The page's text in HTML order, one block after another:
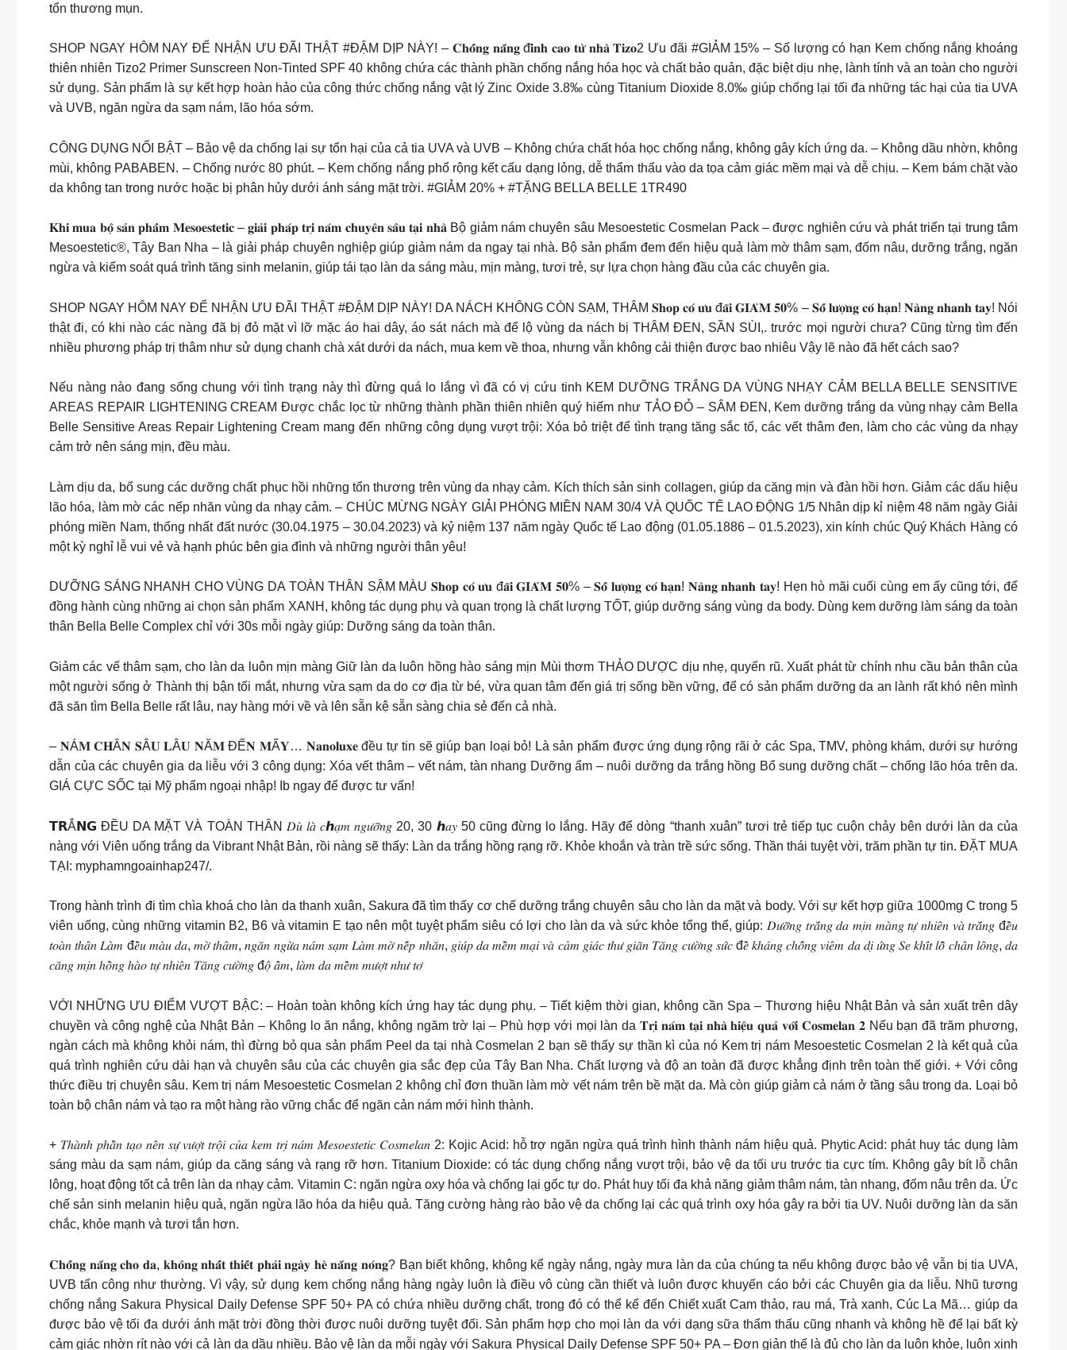
tổn thương mụn.
SHOP NGAY HÔM NAY ĐỂ NHẬN ƯU ĐÃI THẬT #ĐẬM DỊP NÀY! – 𝐂𝐡𝐨̂́𝐧𝐠 𝐧𝐚̆́𝐧𝐠 đ𝐢̉𝐧𝐡 𝐜𝐚𝐨 𝐭𝐮̛̀ 𝐧𝐡𝐚̀ 𝐓𝐢𝐳𝐨2 Ưu đãi #GIẢM 15% – Số lượng có hạn Kem chống nắng khoáng
thiên nhiên Tizo2 Primer Sunscreen Non-Tinted SPF 40 không chứa các thành phần chống nắng hóa học và chất bảo quản, đặc biệt dịu nhẹ, lành tính và an toàn cho người
sử dụng. Sản phẩm là sự kết hợp hoàn hảo của công thức chống nắng vật lý Zinc Oxide 3.8‰ cùng Titanium Dioxide 8.0‰ giúp chống lại tối đa những tác hại của tia UVA
và UVB, ngăn ngừa da sạm nám, lão hóa sớm.
CÔNG DỤNG NỔI BẬT – Bảo vệ da chống lại sự tổn hại của cả tia UVA và UVB – Không chứa chất hóa học chống nắng, không gây kích ứng da. – Không dầu nhờn, không
mùi, không PABABEN. – Chống nước 80 phút. – Kem chống nắng phổ rộng kết cấu dạng lỏng, dễ thẩm thấu vào da tọa cảm giác mềm mại và dễ chịu. – Kem bám chặt vào
da không tan trong nước hoặc bị phân hủy dưới ánh sáng mặt trời. #GIẢM 20% + #TẶNG BELLA BELLE 1TR490
𝐊𝐡𝐢 𝐦𝐮𝐚 𝐛𝐨̣̂ 𝐬𝐚̉𝐧 𝐩𝐡𝐚̂̉𝐦 𝐌𝐞𝐬𝐨𝐞𝐬𝐭𝐞𝐭𝐢𝐜 – 𝐠𝐢𝐚̉𝐢 𝐩𝐡𝐚́𝐩 𝐭𝐫𝐢̣ 𝐧𝐚́𝐦 𝐜𝐡𝐮𝐲𝐞̂𝐧 𝐬𝐚̂𝐮 𝐭𝐚̣𝐢 𝐧𝐡𝐚̀ Bộ giảm nám chuyên sâu Mesoestetic Cosmelan Pack – được nghiên cứu và phát triển tại trung tâm
Mesoestetic®, Tây Ban Nha – là giải pháp chuyên nghiệp giúp giảm nám da ngay tại nhà. Bộ sản phẩm đem đến hiệu quả làm mờ thâm sạm, đốm nâu, dưỡng trắng, ngăn
ngừa và kiểm soát quá trình tăng sinh melanin, giúp tái tạo làn da sáng màu, mịn màng, tươi trẻ, sự lựa chọn hàng đầu của các chuyên gia.
SHOP NGAY HÔM NAY ĐỂ NHẬN ƯU ĐÃI THẬT #ĐẬM DỊP NÀY! DA NÁCH KHÔNG CÒN SẠM, THÂM 𝐒𝐡𝐨𝐩 𝐜𝐨́ 𝐮̛𝐮 đ𝐚̃𝐢 𝐆𝐈𝐀̉𝐌 𝟓𝟎% – 𝐒𝐨̂́ 𝐥𝐮̛𝐨̛̣𝐧𝐠 𝐜𝐨́ 𝐡𝐚̣𝐧! 𝐍𝐚̀𝐧𝐠 𝐧𝐡𝐚𝐧𝐡 𝐭𝐚𝐲! Nói
thật đi, có khi nào các nàng đã bị đỏ mặt vì lỡ mặc áo hai dây, áo sát nách mà để lộ vùng da nách bị THÂM ĐEN, SẦN SÙI,. trước mọi người chưa? Cũng từng tìm đến
nhiều phương pháp trị thâm như sử dụng chanh chà xát dưới da nách, mua kem về thoa, nhưng vẫn không cải thiện được bao nhiêu Vậy lẽ nào đã hết cách sao?
Nếu nàng nào đang sống chung với tình trạng này thì đừng quá lo lắng vì đã có vị cứu tinh KEM DƯỠNG TRẮNG DA VÙNG NHẠY CẢM BELLA BELLE SENSITIVE
AREAS REPAIR LIGHTENING CREAM Được chắc lọc từ những thành phần thiên nhiên quý hiếm như TẢO ĐỎ – SÂM ĐEN, Kem dưỡng trắng da vùng nhạy cảm Bella
Belle Sensitive Areas Repair Lightening Cream mang đến những công dụng vượt trội: Xóa bỏ triệt để tình trạng tăng sắc tố, các vết thâm đen, làm cho các vùng da nhạy
cảm trở nên sáng mịn, đều màu.
Làm dịu da, bổ sung các dưỡng chất phục hồi những tổn thương trên vùng da nhạy cảm. Kích thích sản sinh collagen, giúp da căng mịn và đàn hồi hơn. Giảm các dấu hiệu
lão hóa, làm mờ các nếp nhăn vùng da nhạy cảm. – CHÚC MỪNG NGÀY GIẢI PHÓNG MIỀN NAM 30/4 VÀ QUỐC TẾ LAO ĐỘNG 1/5 Nhân dịp kỉ niệm 48 năm ngày Giải
phóng miền Nam, thống nhất đất nước (30.04.1975 – 30.04.2023) và kỷ niệm 137 năm ngày Quốc tế Lao động (01.05.1886 – 01.5.2023), xin kính chúc Quý Khách Hàng có
một kỳ nghỉ lễ vui vẻ và hạnh phúc bên gia đình và những người thân yêu!
DƯỠNG SÁNG NHANH CHO VÙNG DA TOÀN THÂN SẬM MÀU 𝐒𝐡𝐨𝐩 𝐜𝐨́ 𝐮̛𝐮 đ𝐚̃𝐢 𝐆𝐈𝐀̉𝐌 𝟓𝟎% – 𝐒𝐨̂́ 𝐥𝐮̛𝐨̛̣𝐧𝐠 𝐜𝐨́ 𝐡𝐚̣𝐧! 𝐍𝐚̀𝐧𝐠 𝐧𝐡𝐚𝐧𝐡 𝐭𝐚𝐲! Hẹn hò mãi cuối cùng em ấy cũng tới, để
đồng hành cùng những ai chọn sản phẩm XANH, không tác dụng phụ và quan trọng là chất lượng TỐT, giúp dưỡng sáng vùng da body. Dùng kem dưỡng làm sáng da toàn
thân Bella Belle Complex chỉ với 30s mỗi ngày giúp: Dưỡng sáng da toàn thân.
Giảm các vế thâm sạm, cho làn da luôn mịn màng Giữ làn da luôn hồng hào sáng mịn Mùi thơm THẢO DƯỢC dịu nhẹ, quyến rũ. Xuất phát từ chính nhu cầu bản thân của
một người sống ở Thành thị bận tối mắt, nhưng vừa sạm da do cơ địa từ bé, vừa quan tâm đến giá trị sống bền vững, để có sản phẩm dưỡng da an lành rất khó nên mình
đã săn tìm Bella Belle rất lâu, nay hàng mới về và lên sẵn kệ sẵn sàng chia sẻ đến cả nhà.
– 𝐍Á𝐌 𝐂𝐇Â𝐍 𝐒Â𝐔 𝐋Â𝐔 𝐍Ă𝐌 ĐẾ𝐍 𝐌Ấ𝐘… 𝐍𝐚𝐧𝐨𝐥𝐮𝐱𝐞 đều tự tin sẽ giúp bạn loại bỏ! Là sản phẩm được ứng dụng rộng rãi ở các Spa, TMV, phòng khám, dưới sự hướng
dẫn của các chuyên gia da liễu với 3 công dụng: Xóa vết thâm – vết nám, tàn nhang Dưỡng ẩm – nuôi dưỡng da trắng hồng Bổ sung dưỡng chất – chống lão hóa trên da.
GIÁ CỰC SỐC tại Mỹ phẩm ngoại nhập! Ib ngay để được tư vấn!
𝗧𝗥Ắ𝗡𝗚 ĐỀU DA MẶT VÀ TOÀN THÂN 𝐷𝑢̀ 𝑙𝑎̀ 𝑐ℎ𝑎̣𝑚 𝑛𝑔𝑢̛𝑜̛̃𝑛𝑔 20, 30 ℎ𝑎𝑦 50 cũng đừng lo lắng. Hãy để dòng “thanh xuân” tươi trẻ tiếp tục cuộn chảy bên dưới làn da của
nàng với Viên uống trắng da Vibrant Nhật Bản, rồi nàng sẽ thấy: Làn da trắng hồng rạng rỡ. Khỏe khoắn và tràn trề sức sống. Thần thái tuyệt vời, trăm phần tự tin. ĐẶT MUA
TẠI: myphamngoainhap247/.
Trong hành trình đi tìm chìa khoá cho làn da thanh xuân, Sakura đã tìm thấy cơ chế dưỡng trắng chuyên sâu cho làn da mặt và body. Với sự kết hợp giữa 1000mg C trong 5
viên uống, cùng những vitamin B2, B6 và vitamin E tạo nên một tuyệt phẩm siêu có lợi cho làn da và sức khỏe tổng thể, giúp: 𝐷𝑢̛𝑜̛̃𝑛𝑔 𝑡𝑟𝑎̆́𝑛𝑔 𝑑𝑎 𝑚𝑖̣𝑛 𝑚𝑎̀𝑛𝑔 𝑡𝑢̛̣ 𝑛ℎ𝑖𝑒̂𝑛 𝑣𝑎̀ 𝑡𝑟𝑎̆́𝑛𝑔 đ𝑒̂̀𝑢
𝑡𝑜𝑎̀𝑛 𝑡ℎ𝑎̂𝑛 𝐿𝑎̀𝑚 đ𝑒̂̀𝑢 𝑚𝑎̀𝑢 𝑑𝑎, 𝑚𝑜̛̀ 𝑡ℎ𝑎̂𝑚, 𝑛𝑔𝑎̆𝑛 𝑛𝑔𝑢̛̀𝑎 𝑛𝑎́𝑚 𝑠𝑎̣𝑚 𝐿𝑎̀𝑚 𝑚𝑜̛̀ 𝑛𝑒̂́𝑝 𝑛ℎ𝑎̆𝑛, 𝑔𝑖𝑢́𝑝 𝑑𝑎 𝑚𝑒̂̀𝑚 𝑚𝑎̣𝑖 𝑣𝑎̀ 𝑐𝑎̉𝑚 𝑔𝑖𝑎́𝑐 𝑡ℎ𝑢̛ 𝑔𝑖𝑎̃𝑛 𝑇𝑎̆𝑛𝑔 𝑐𝑢̛𝑜̛̀𝑛𝑔 𝑠𝑢̛́𝑐 đ𝑒̂̀ 𝑘ℎ𝑎́𝑛𝑔 𝑐ℎ𝑜̂́𝑛𝑔 𝑣𝑖𝑒̂𝑚 𝑑𝑎 𝑑𝑖̣ 𝑢̛́𝑛𝑔 𝑆𝑒 𝑘ℎ𝑖́𝑡 𝑙𝑜̂̃ 𝑐ℎ𝑎̂𝑛 𝑙𝑜̂𝑛𝑔, 𝑑𝑎
𝑐𝑎̆𝑛𝑔 𝑚𝑖̣𝑛 ℎ𝑜̂̀𝑛𝑔 ℎ𝑎̀𝑜 𝑡𝑢̛̣ 𝑛ℎ𝑖𝑒̂𝑛 𝑇𝑎̆𝑛𝑔 𝑐𝑢̛𝑜̛̀𝑛𝑔 đ𝑜̣̂ 𝑎̂̉𝑚, 𝑙𝑎̀𝑚 𝑑𝑎 𝑚𝑒̂̀𝑚 𝑚𝑢̛𝑜̛̣𝑡 𝑛ℎ𝑢̛ 𝑡𝑜̛
VỚI NHỮNG ƯU ĐIỂM VƯỢT BẬC: – Hoàn toàn không kích ứng hay tác dụng phụ. – Tiết kiệm thời gian, không cần Spa – Thương hiệu Nhật Bản và sản xuất trên dây
chuyền và công nghệ của Nhật Bản – Không lo ăn nắng, không ngăm trờ lại – Phù hợp với mọi làn da 𝐓𝐫𝐢̣ 𝐧𝐚́𝐦 𝐭𝐚̣𝐢 𝐧𝐡𝐚̀ 𝐡𝐢𝐞̣̂𝐮 𝐪𝐮𝐚̉ 𝐯𝐨̛́𝐢 𝐂𝐨𝐬𝐦𝐞𝐥𝐚𝐧 𝟐 Nếu bạn đã trăm phương,
ngàn cách mà không khỏi nám, thì đừng bỏ qua sản phẩm Peel da tại nhà Cosmelan 2 bạn sẽ thấy sự thần kì của nó Kem trị nám Mesoestetic Cosmelan 2 là kết quả của
quá trình nghiên cứu dài hạn và chuyên sâu của các chuyên gia sắc đẹp của Tây Ban Nha. Chất lượng và độ an toàn đã được khẳng định trên toàn thế giới. + Với công
thức điều trị chuyên sâu. Kem trị nám Mesoestetic Cosmelan 2 không chỉ đơn thuần làm mờ vết nám trên bề mặt da. Mà còn giúp giảm cả nám ở tầng sâu trong da. Loại bỏ
toàn bộ chân nám và tạo ra một hàng rào vững chắc để ngăn cản nám mới hình thành.
+ 𝑇ℎ𝑎̀𝑛ℎ 𝑝ℎ𝑎̂̀𝑛 𝑡𝑎̣𝑜 𝑛𝑒̂𝑛 𝑠𝑢̛̣ 𝑣𝑢̛𝑜̛̣𝑡 𝑡𝑟𝑜̣̂𝑖 𝑐𝑢̉𝑎 𝑘𝑒𝑚 𝑡𝑟𝑖̣ 𝑛𝑎́𝑚 𝑀𝑒𝑠𝑜𝑒𝑠𝑡𝑒𝑡𝑖𝑐 𝐶𝑜𝑠𝑚𝑒𝑙𝑎𝑛 2: Kojic Acid: hỗ trợ ngăn ngừa quá trình hình thành nám hiệu quả. Phytic Acid: phát huy tác dụng làm
sáng màu da sạm nám, giúp da căng sáng và rạng rỡ hơn. Titanium Dioxide: có tác dụng chống nắng vượt trội, bảo vệ da tối ưu trước tia cực tím. Không gây bít lỗ chân
lông, hoạt động tốt cả trên làn da nhạy cảm. Vitamin C: ngăn ngừa oxy hóa và chống lại gốc tự do. Phát huy tối đa khả năng giảm thâm nám, tàn nhang, đốm nâu trên da. Ức
chế sản sinh melanin hiệu quả, ngăn ngừa lão hóa da hiệu quả. Tăng cường hàng rào bảo vệ da chống lại các quá trình oxy hóa gây ra bởi tia UV. Nuôi dưỡng làn da săn
chắc, khỏe mạnh và tươi tắn hơn.
𝐂𝐡𝐨̂́𝐧𝐠 𝐧𝐚̆́𝐧𝐠 𝐜𝐡𝐨 𝐝𝐚, 𝐤𝐡𝐨̂𝐧𝐠 𝐧𝐡𝐚̂́𝐭 𝐭𝐡𝐢𝐞̂́𝐭 𝐩𝐡𝐚̉𝐢 𝐧𝐠𝐚̀𝐲 𝐡𝐞̀ 𝐧𝐚̆́𝐧𝐠 𝐧𝐨́𝐧𝐠? Bạn biết không, không kể ngày nắng, ngày mưa làn da của chúng ta nếu không được bảo vệ vẫn bị tia UVA,
UVB tấn công như thường. Vì vậy, sử dụng kem chống nắng hàng ngày luôn là điều vô cùng cần thiết và luôn được khuyến cáo bởi các Chuyên gia da liễu. Nhũ tương
chống nắng Sakura Physical Daily Defense SPF 50+ PA có chứa nhiều dưỡng chất, trong đó có thể kể đến Chiết xuất Cam thảo, rau má, Trà xanh, Cúc La Mã… giúp da
được bảo vệ tối đa dưới ánh mặt trời đồng thời được nuôi dưỡng tuyệt đối. Sản phẩm hợp cho mọi làn da với dạng sữa thẩm thấu cũng nhanh và không hề để lại bất kỳ
cảm giác nhờn rít nào với cả làn da dầu nhiều. Bảo vệ làn da mỗi ngày với Sakura Physical Daily Defense SPF 50+ PA – Đơn giản thế là đủ cho làn da luôn khỏe, luôn xinh